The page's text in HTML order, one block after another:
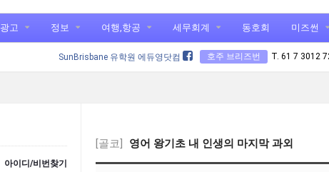
광고 정보 여행,항공 세무회계 동호회 미즈썬
SunBrisbane 유학원 에듀영닷컴 호주 브리즈번 T. 61 7 3012
아이디/비번찾기
[골코] 영어 왕기초 내 인생의 마지막 과외